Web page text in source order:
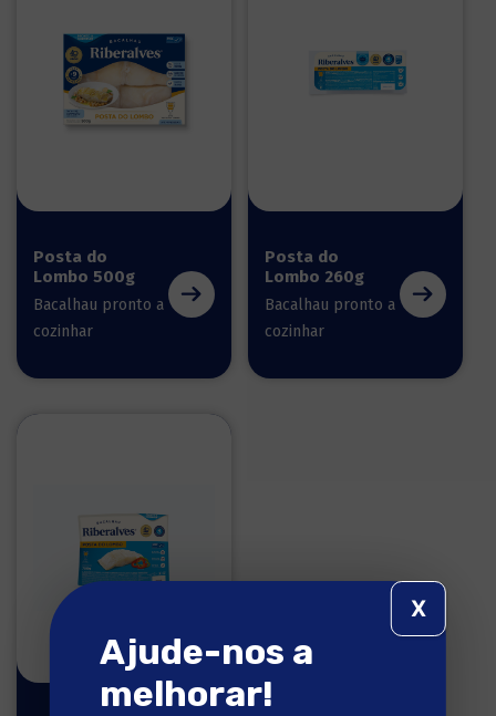
Posta do
Lombo 500g
Bacalhau pronto a
cozinhar
Posta do
Lombo 260g
Bacalhau pronto a
cozinhar
Ajude-nos a
melhorar!
X